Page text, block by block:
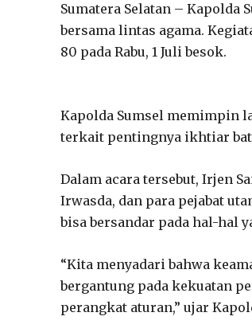
Sumatera Selatan – Kapolda
bersama lintas agama.
80 pada Rabu, 1 Juli besok.
Kapolda Sumsel memimpin
terkait pentingnya ikhtiar
Dalam acara tersebut, Irjen
Irwasda, dan para pejabat
bisa bersandar pada hal-hal
“Kita menyadari bahwa
bergantung pada kekuatan
perangkat aturan,” ujar